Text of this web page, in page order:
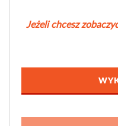
Jeżeli chcesz